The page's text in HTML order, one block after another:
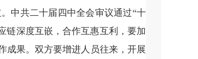
中共二十届四中全会审议通过“十
链深度互嵌，合作互惠互利，要加
成果。双方要增进人员往来，开展